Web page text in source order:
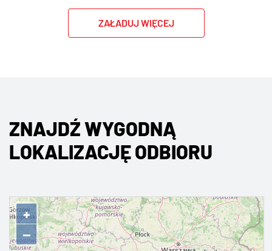
ZAŁADUJ WIĘCEJ
ZNAJDŹ WYGODNĄ
LOKALIZACJĘ ODBIORU
+
−